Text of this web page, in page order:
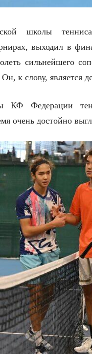
школы
выходил в
сильнейшего
к слову, является
КФ Федерации
очень достойно